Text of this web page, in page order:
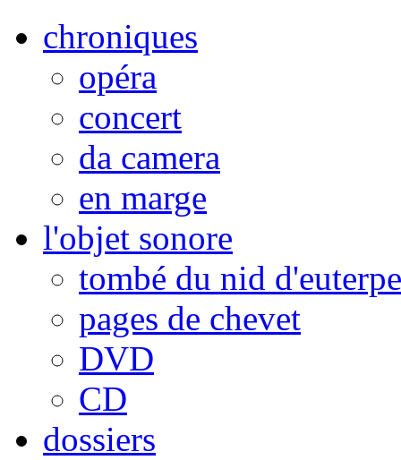
chroniques
opéra
concert
da camera
en marge
l'objet sonore
tombé du nid d'euterpe
pages de chevet
DVD
CD
dossiers